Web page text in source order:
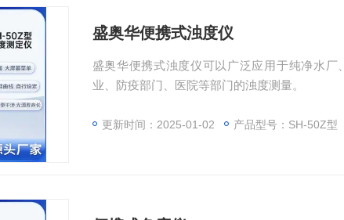
盛奥华便携式浊度仪
盛奥华便携式浊度仪可以广泛应用于纯净水
业、防疫部门、医院等部门的浊度测量。
更新时间：2025-01-02 产品型号：SH-50Z型